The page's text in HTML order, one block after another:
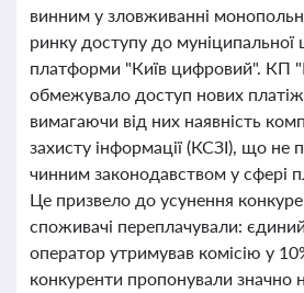
винним у зловживанні
ринку доступу до муніципальної
платформи "Київ цифровий". КП
обмежувало доступ нових
вимагаючи від них наявність
захисту інформації (КСЗІ), що не
чинним законодавством у сфері
Це призвело до усунення
споживачі переплачували:
оператор утримував комісію у
конкуренти пропонували значно